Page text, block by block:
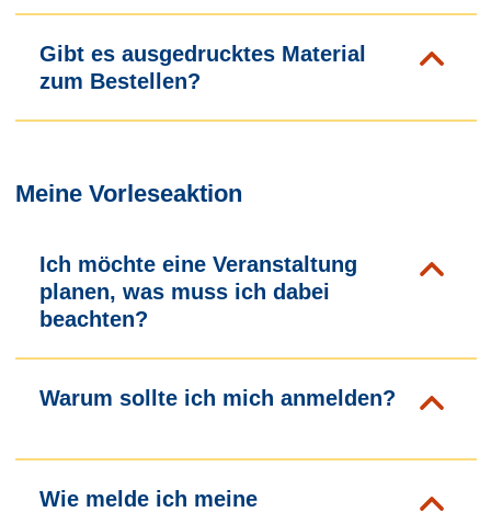
Gibt es ausgedrucktes Material
zum Bestellen?
Meine Vorleseaktion
Ich möchte eine Veranstaltung
planen, was muss ich dabei
beachten?
Warum sollte ich mich anmelden?
Wie melde ich meine